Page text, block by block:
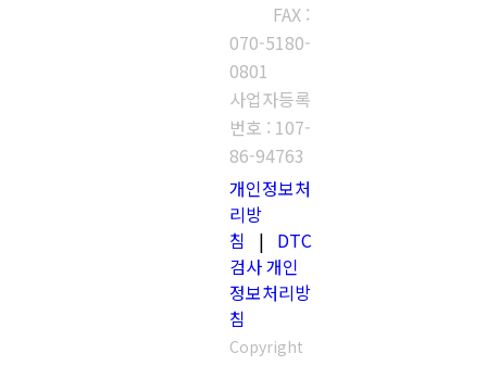
FAX :
070-5180-
0801
사업자등록
번호 : 107-
86-94763
개인정보처
리방
침 | DTC
검사 개인
정보처리방
침
Copyright